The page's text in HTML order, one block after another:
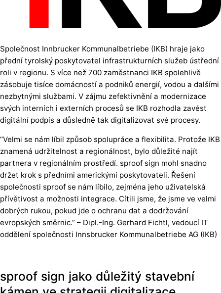
Společnost Innbrucker Kommunalbetriebe (IKB) hraje jako
přední tyrolský poskytovatel infrastrukturních služeb ústřední
roli v regionu. S více než 700 zaměstnanci IKB spolehlivě
zásobuje tisíce domácností a podniků energií, vodou a dalšími
nezbytnými službami. V zájmu zefektivnění a modernizace
svých interních i externích procesů se IKB rozhodla zavést
digitální podpis a důsledně tak digitalizovat své procesy.
“Velmi se nám líbil způsob spolupráce a flexibilita. Protože IKB
znamená udržitelnost a regionálnost, bylo důležité najít
partnera v regionálním prostředí. sproof sign mohl snadno
držet krok s předními americkými poskytovateli. Řešení
společnosti sproof se nám líbilo, zejména jeho uživatelská
přívětivost a možnosti integrace. Cítili jsme, že jsme ve velmi
dobrých rukou, pokud jde o ochranu dat a dodržování
evropských směrnic.” – Dipl.-Ing. Gerhard Fichtl, vedoucí IT
oddělení společnosti Innsbrucker Kommunalbetriebe AG (IKB)
sproof sign jako důležitý stavební